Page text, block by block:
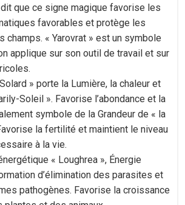
que ce signe magique favorise les
favorables et protège les
champs. « Yarovrat » est un symbole
applique sur son outil de travail et sur
» porte la Lumière, la chaleur et
Soleil ». Favorise l’abondance et la
symbole de la Grandeur de « la
la fertilité et maintient le niveau
à la vie.
« Loughrea », Énergie
d’élimination des parasites et
pathogènes. Favorise la croissance